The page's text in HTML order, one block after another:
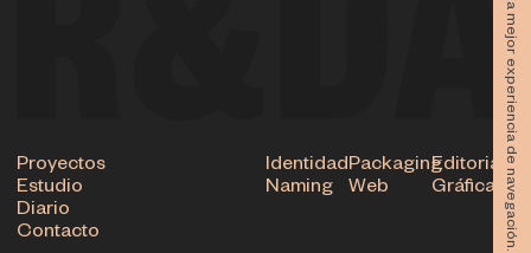
Proyectos
Estudio
Diario
Contacto
IdentidadPackagingEditorial
Naming
Web Gráfica